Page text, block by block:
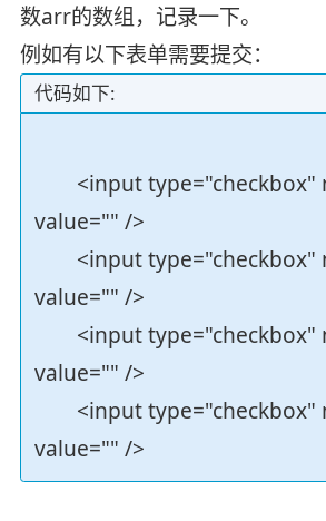
数arr的数组，记录一下。
例如有以下表单需要提交：
代码如下:
<input type="checkbox"
value="" />
<input type="checkbox"
value="" />
<input type="checkbox"
value="" />
<input type="checkbox"
value="" />